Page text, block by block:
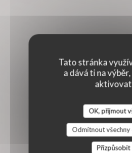
Tato stránka
a dává ti na výběr,
aktivovat
OK, přijmout
Odmítnout všechny
Přizpůsobit